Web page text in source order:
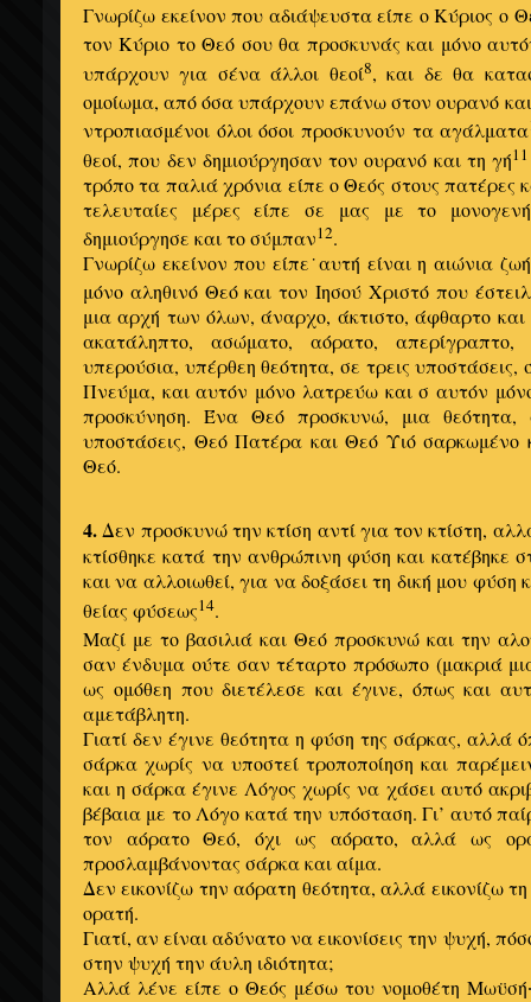
Γνωρίζω εκείνον που αδιάψευστα είπε ο Κύριος ο
τον Κύριο το Θεό σου θα προσκυνάς και μόνο
υπάρχουν για σένα άλλοι θεοί8, και δε θα
ομοίωμα, από όσα υπάρχουν επάνω στον ουρανό
ντροπιασμένοι όλοι όσοι προσκυνούν τα αγάλματα
θεοί, που δεν δημιούργησαν τον ουρανό και τη γή11
τρόπο τα παλιά χρόνια είπε ο Θεός στους πατέρες
τελευταίες μέρες είπε σε μας με το
δημιούργησε και το σύμπαν12.
Γνωρίζω εκείνον που είπε˙αυτή είναι η αιώνια
μόνο αληθινό Θεό και τον Ιησού Χριστό που
μια αρχή των όλων, άναρχο, άκτιστο, άφθαρτο και
ακατάληπτο, ασώματο, αόρατο, απερίγραπτο,
υπερούσια, υπέρθεη θεότητα, σε τρεις
Πνεύμα, και αυτόν μόνο λατρεύω και σ αυτόν
προσκύνηση. Ένα Θεό προσκυνώ, μια θεότητα,
υποστάσεις, Θεό Πατέρα και Θεό Υιό
Θεό.
4.Δεν προσκυνώ την κτίση αντί για τον κτίστη,
κτίσθηκε κατά την ανθρώπινη φύση και κατέβηκε
και να αλλοιωθεί, για να δοξάσει τη δική μου φύση
θείας φύσεως14.
Μαζί με το βασιλιά και Θεό προσκυνώ και την
σαν ένδυμα ούτε σαν τέταρτο πρόσωπο (μακριά
ως ομόθεη που διετέλεσε και έγινε, όπως και
αμετάβλητη.
Γιατί δεν έγινε θεότητα η φύση της σάρκας, αλλά
σάρκα χωρίς να υποστεί τροποποίηση και
και η σάρκα έγινε Λόγος χωρίς να χάσει αυτό
βέβαια με το Λόγο κατά την υπόσταση. Γι’ αυτό
τον αόρατο Θεό, όχι ως αόρατο, αλλά ως
προσλαμβάνοντας σάρκα και αίμα.
Δεν εικονίζω την αόρατη θεότητα, αλλά εικονίζω
ορατή.
Γιατί, αν είναι αδύνατο να εικονίσεις την ψυχή,
στην ψυχή την άυλη ιδιότητα;
Αλλά λένε είπε ο Θεός μέσω του νομοθέτη Μωϋσή